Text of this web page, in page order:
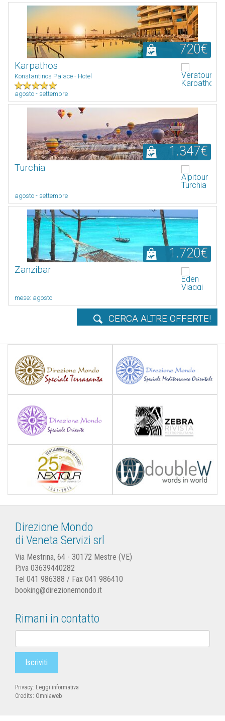
Direzione Mondo
di Veneta Servizi srl
Via Mestrina, 64 - 30172 Mestre (VE)
P.iva 03639440282
Tel 041 986388 / Fax 041 986410
booking@direzionemondo.it
Rimani in contatto
Privacy: Leggi informativa
Credits: Omniaweb